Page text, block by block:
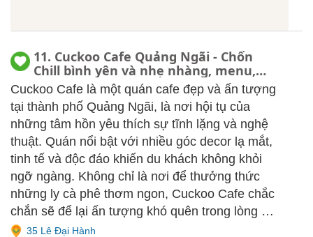
11. Cuckoo Cafe Quảng Ngãi - Chốn
Chill bình yên và nhẹ nhàng, menu,
review
Cuckoo Cafe là một quán cafe đẹp và ấn tượng
tại thành phố Quảng Ngãi, là nơi hội tụ của
những tâm hồn yêu thích sự tĩnh lặng và nghệ
thuật. Quán nổi bật với nhiều góc decor lạ mắt,
tinh tế và độc đáo khiến du khách không khỏi
ngỡ ngàng. Không chỉ là nơi để thưởng thức
những ly cà phê thơm ngon, Cuckoo Cafe chắc
chắn sẽ để lại ấn tượng khó quên trong lòng mỗi
vị khách ghé thăm.
35 Lê Đại Hành